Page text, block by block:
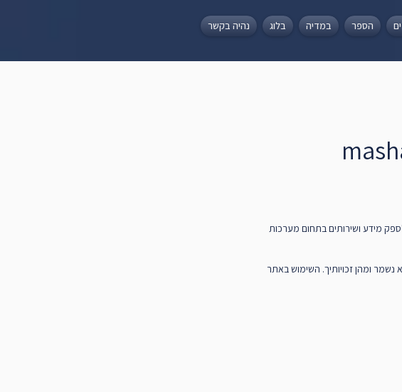
הספר במדיה בלוג נהיה בקשר
מידע ושירותים בתחום מערכות
נשמר ומהן זכויותיך. השימוש באתר